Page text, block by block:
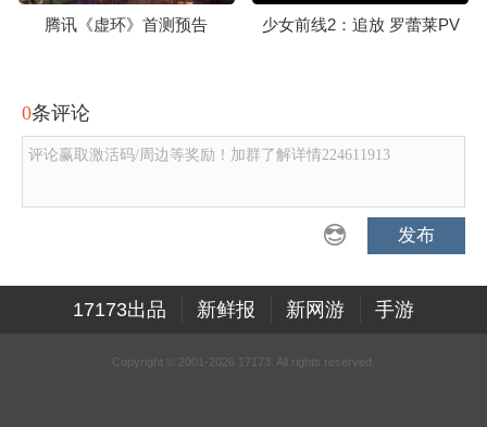
腾讯《虚环》首测预告 少女前线2：追放 罗蕾莱PV
0条评论
评论赢取激活码/周边等奖励！加群了解详情224611913
发布
17173出品 新鲜报 新网游 手游
Copyright © 2001-2026 17173. All rights reserved.